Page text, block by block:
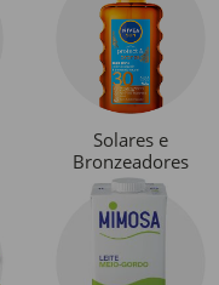
Solares e
Bronzeadores